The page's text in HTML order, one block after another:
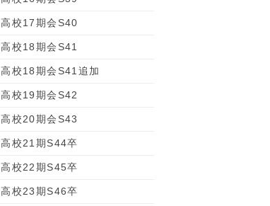
高校17期会S40
高校18期会S41
高校18期会S41追加
高校19期会S42
高校20期会S43
高校21期S44卒
高校22期S45卒
高校23期S46卒